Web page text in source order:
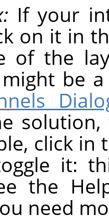
If your
on it in
of the
be
click in
it:
the
need